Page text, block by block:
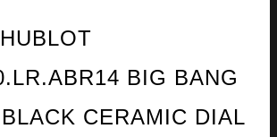
BIG BANG
CERAMIC DIAL